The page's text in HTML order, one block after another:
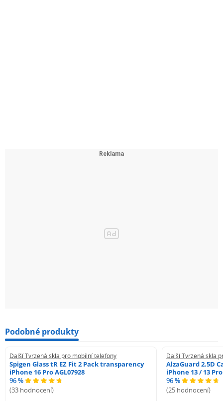
Podobné produkty
Další Tvrzená skla pro mobilní telefony
Spigen Glass tR EZ Fit 2 Pack transparency
iPhone 16 Pro AGL07928
96 %
(33 hodnocení)
Další Tvrzená skla
AlzaGuard 2.5D
iPhone 13 / 13 Pro
96 %
(25 hodnocení)